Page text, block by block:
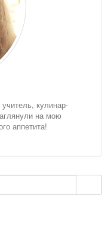
кулинар-
на мою
аппетита!